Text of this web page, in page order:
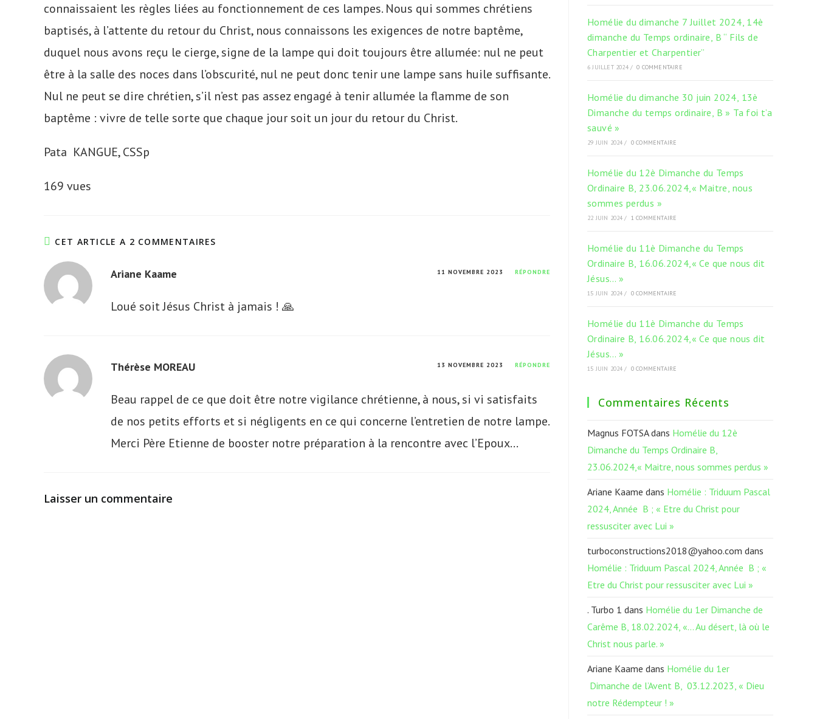
connaissaient les règles liées au fonctionnement de ces lampes. Nous qui sommes chrétiens
baptisés, à l’attente du retour du Christ, nous connaissons les exigences de notre baptême,
duquel nous avons reçu le cierge, signe de la lampe qui doit toujours être allumée: nul ne peut
être à la salle des noces dans l’obscurité, nul ne peut donc tenir une lampe sans huile suffisante.
Nul ne peut se dire chrétien, s’il n’est pas assez engagé à tenir allumée la flamme de son
baptême : vivre de telle sorte que chaque jour soit un jour du retour du Christ.
Pata KANGUE, CSSp
169 vues
CET ARTICLE A 2 COMMENTAIRES
Ariane Kaame 11 NOVEMBRE 2023 RÉPONDRE
Loué soit Jésus Christ à jamais ! 🙏
Thérèse MOREAU 13 NOVEMBRE 2023 RÉPONDRE
Beau rappel de ce que doit être notre vigilance chrétienne, à nous, si vi satisfaits
de nos petits efforts et si négligents en ce qui concerne l’entretien de notre lampe.
Merci Père Etienne de booster notre préparation à la rencontre avec l’Epoux…
Laisser un commentaire
Homélie du dimanche 7 Juillet 2024, 14è
dimanche du Temps ordinaire, B “ Fils de
Charpentier et Charpentier”
6 JUILLET 2024 / 0 COMMENTAIRE
Homélie du dimanche 30 juin 2024, 13è
Dimanche du temps ordinaire, B » Ta foi t’a
sauvé »
29 JUIN 2024 / 0 COMMENTAIRE
Homélie du 12è Dimanche du Temps
Ordinaire B, 23.06.2024,« Maitre, nous
sommes perdus »
22 JUIN 2024 / 1 COMMENTAIRE
Homélie du 11è Dimanche du Temps
Ordinaire B, 16.06.2024,« Ce que nous dit
Jésus… »
15 JUIN 2024 / 0 COMMENTAIRE
Homélie du 11è Dimanche du Temps
Ordinaire B, 16.06.2024,« Ce que nous dit
Jésus… »
15 JUIN 2024 / 0 COMMENTAIRE
Commentaires Récents
Magnus FOTSAdans Homélie du 12è
Dimanche du Temps Ordinaire B,
23.06.2024,« Maitre, nous sommes perdus »
Ariane Kaame dans Homélie : Triduum Pascal
2024, Année B ; « Etre du Christ pour
ressusciter avec Lui »
turboconstructions2018@yahoo.com dans
Homélie : Triduum Pascal 2024, Année B ; «
Etre du Christ pour ressusciter avec Lui »
. Turbo 1 dans Homélie du 1er Dimanche de
Carême B, 18.02.2024, «… Au désert, là où le
Christ nous parle. »
Ariane Kaame dans Homélie du 1er
Dimanche de l’Avent B, 03.12.2023, « Dieu
notre Rédempteur ! »